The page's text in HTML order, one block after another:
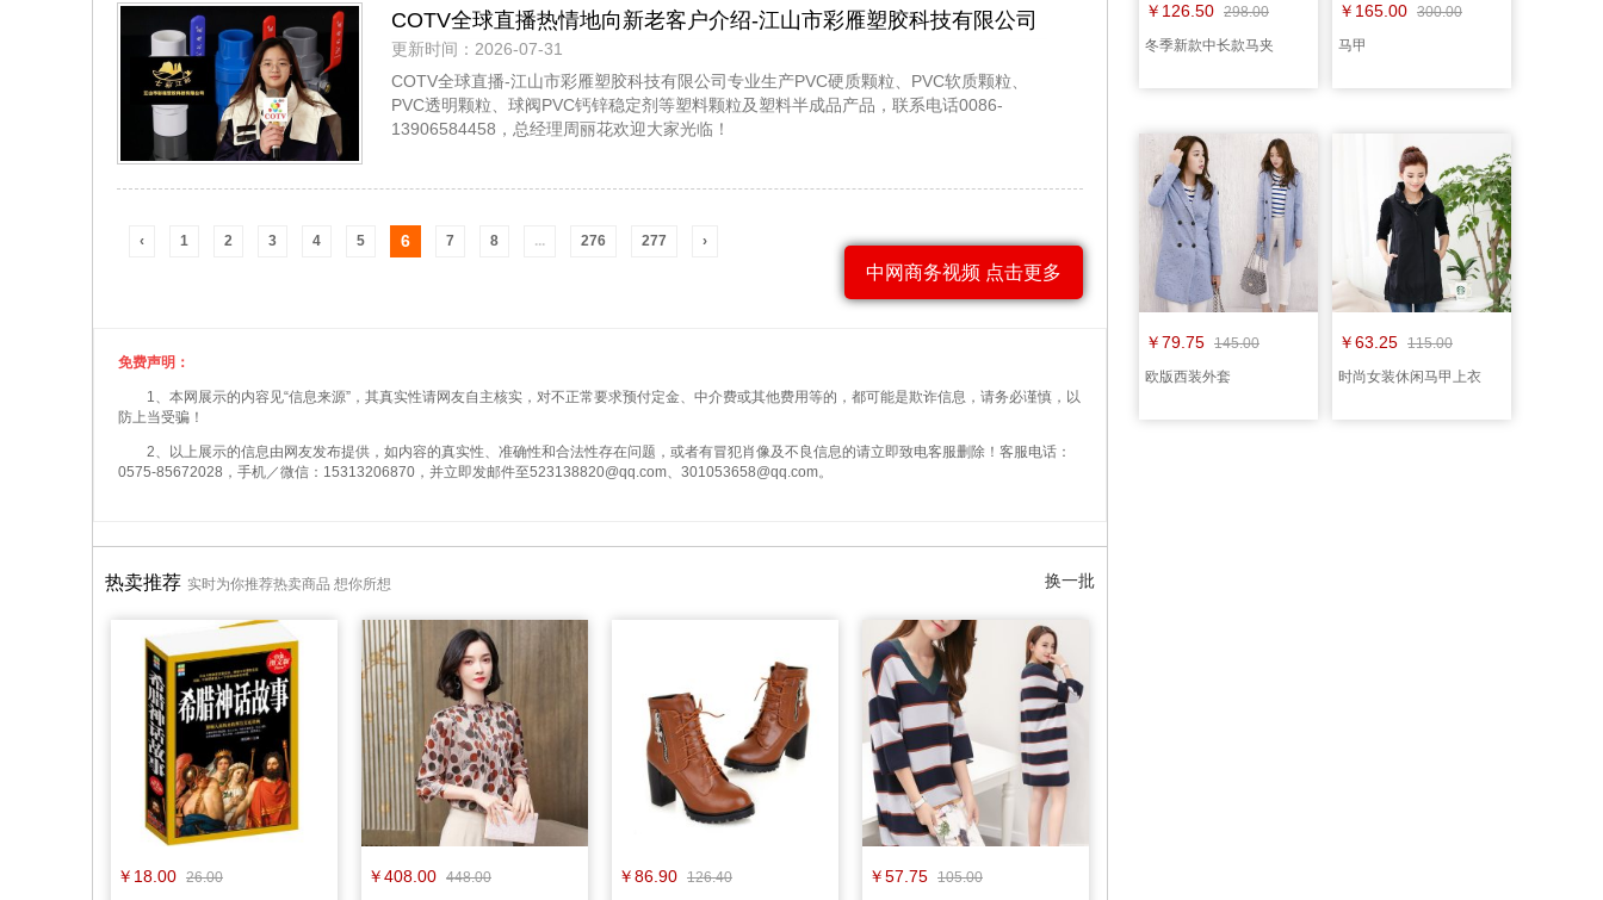
COTV全球直播热情地向新老客户介绍-江山市彩雁塑胶科技有限公司
专业生产PVC硬质颗粒、PVC软质颗粒、PVC透明颗粒、球阀PVC钙
锌稳定剂等塑料颗粒及塑料半成品产品，欢迎大家光临！
更新时间：2026-07-31
COTV全球直播-江山市彩雁塑胶科技有限公司专业生产PVC硬质颗粒、PVC软质颗粒、
PVC透明颗粒、球阀PVC钙锌稳定剂等塑料颗粒及塑料半成品产品，联系电话0086-
13906584458，总经理周丽花欢迎大家光临！
‹ 1 2 3 4 5 6 7 8 ... 276 277 ›
中网商务视频 点击更多
免费声明：
1、本网展示的内容见“信息来源”，其真实性请网友自主核实，对不正常要求预付定金、中介费或其他费用等的，都可能是欺诈信息，请务必谨慎，以
防上当受骗！
2、以上展示的信息由网友发布提供，如内容的真实性、准确性和合法性存在问题，或者有冒犯肖像及不良信息的请立即致电客服删除！客服电话：
0575-85672028，手机／微信：15313206870，并立即发邮件至523138820@qq.com、301053658@qq.com。
换一批
热卖推荐 实时为你推荐热卖商品 想你所想
￥18.00 26.00 ￥408.00 448.00 ￥86.90 126.40 ￥57.75 105.00
￥126.50 298.00
冬季新款中长款马夹
￥165.00 300.00
马甲
￥79.75 145.00
欧版西装外套
￥63.25 115.00
时尚女装休闲马甲上衣